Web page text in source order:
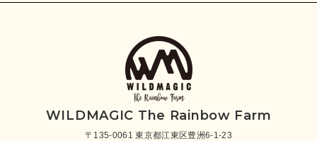
WILDMAGIC The Rainbow Farm
〒135-0061 東京都江東区豊洲6-1-23